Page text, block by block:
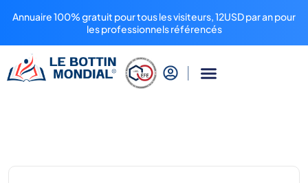
Annuaire 100% gratuit pour tous les visiteurs, 12USD par an pour
les professionnels référencés